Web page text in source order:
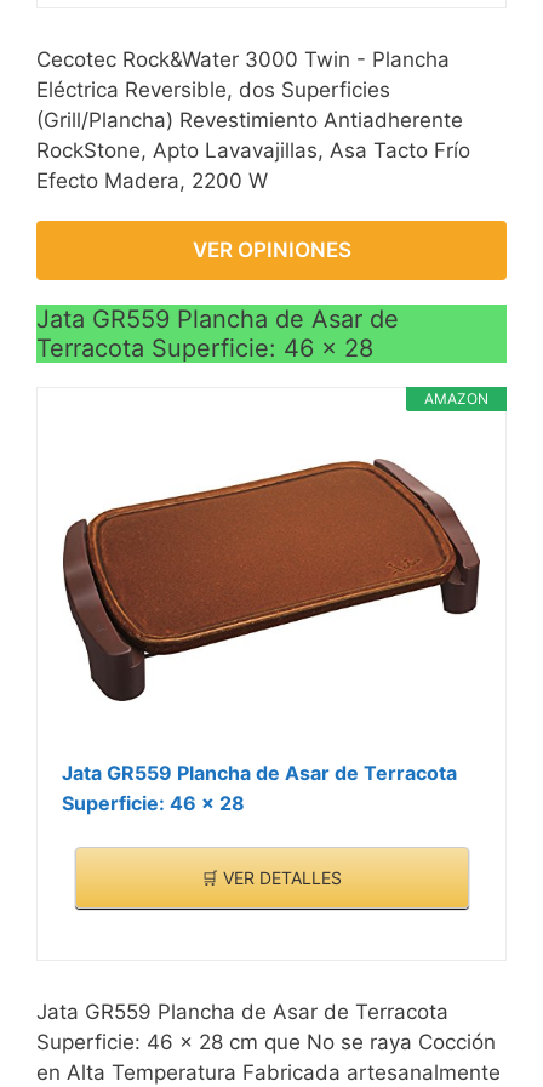
Cecotec Rock&Water 3000 Twin - Plancha
Eléctrica Reversible, dos Superficies
(Grill/Plancha) Revestimiento Antiadherente
RockStone, Apto Lavavajillas, Asa Tacto Frío
Efecto Madera, 2200 W
VER OPINIONES
Jata GR559 Plancha de Asar de
Terracota Superficie: 46 x 28
AMAZON
Jata GR559 Plancha de Asar de Terracota
Superficie: 46 x 28
🛒 VER DETALLES
Jata GR559 Plancha de Asar de Terracota
Superficie: 46 x 28 cm que No se raya Cocción
en Alta Temperatura Fabricada artesanalmente